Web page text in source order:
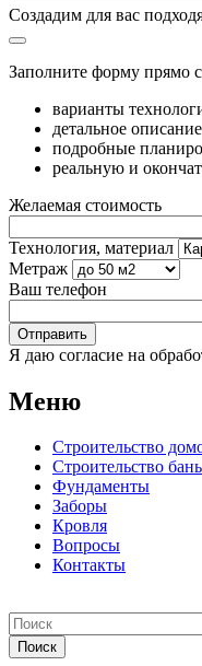
Cоздадим для вас
Заполните форму прямо
варианты
детальное
подробные
реальную и
Желаемая стоимость
Технология, материал
Метраж
Ваш телефон
Я даю согласие на
Меню
Строительство
Строительство бань
Фундаменты
Заборы
Кровля
Вопросы
Контакты